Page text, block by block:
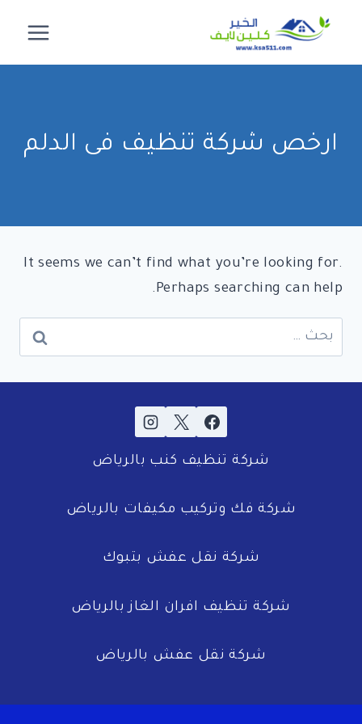
المحتوى
ارخص شركة تنظيف فى الدلم
It seems we can’t find what you’re looking for.
Perhaps searching can help.
البحث
عن:
شركة تنظيف كنب بالرياض
شركة فك وتركيب مكيفات بالرياض
شركة نقل عفش بتبوك
شركة تنظيف افران الغاز بالرياض
شركة نقل عفش بالرياض